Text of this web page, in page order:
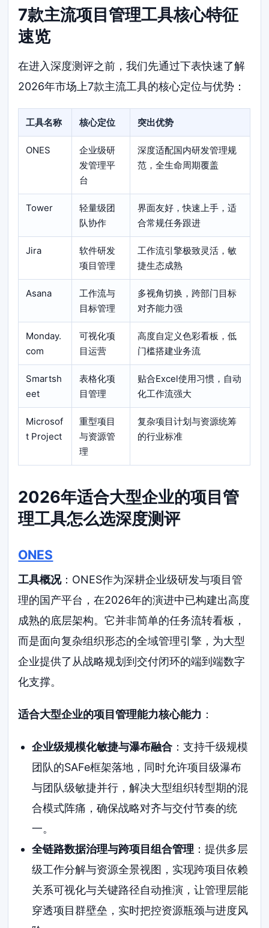
7款主流项目管理工具核心特征
速览
在进入深度测评之前，我们先通过下表快速了解
2026年市场上7款主流工具的核心定位与优势：
工具名称 核心定位 突出优势
ONES
企业级研
发管理平
台
深度适配国内研发管理规
范，全生命周期覆盖
Tower
轻量级团
队协作
界面友好，快速上手，适
合常规任务跟进
Jira
软件研发
项目管理
工作流引擎极致灵活，敏
捷生态成熟
Asana
工作流与
目标管理
多视角切换，跨部门目标
对齐能力强
Monday.
com
可视化项
目运营
高度自定义色彩看板，低
门槛搭建业务流
Smartsh
eet
表格化项
目管理
贴合Excel使用习惯，自动
化工作流强大
Microsof
t Project
重型项目
与资源管
理
复杂项目计划与资源统筹
的行业标准
2026年适合大型企业的项目管
理工具怎么选深度测评
ONES
工具概况：ONES作为深耕企业级研发与项目管
理的国产平台，在2026年的演进中已构建出高度
成熟的底层架构。它并非简单的任务流转看板，
而是面向复杂组织形态的全域管理引擎，为大型
企业提供了从战略规划到交付闭环的端到端数字
化支撑。
适合大型企业的项目管理能力核心能力 ：
企业级规模化敏捷与瀑布融合：支持千级规模
团队的SAFe框架落地，同时允许项目级瀑布
与团队级敏捷并行，解决大型组织转型期的混
合模式阵痛，确保战略对齐与交付节奏的统
一。
全链路数据治理与跨项目组合管理 ：提供多层
级工作分解与资源全景视图，实现跨项目依赖
关系可视化与关键路径自动推演，让管理层能
穿透项目群壁垒，实时把控资源瓶颈与进度风